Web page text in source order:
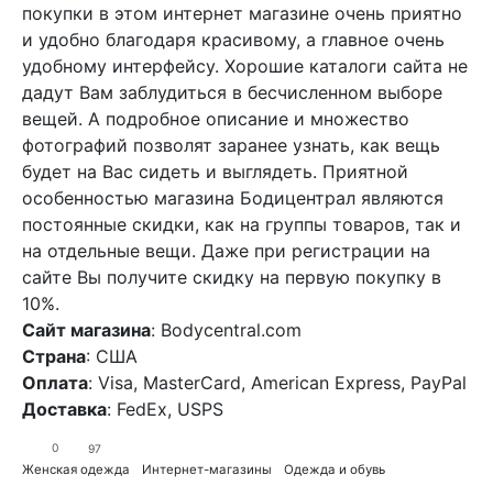
покупки в этом интернет магазине очень приятно
и удобно благодаря красивому, а главное очень
удобному интерфейсу. Хорошие каталоги сайта не
дадут Вам заблудиться в бесчисленном выборе
вещей. А подробное описание и множество
фотографий позволят заранее узнать, как вещь
будет на Вас сидеть и выглядеть. Приятной
особенностью магазина Бодицентрал являются
постоянные скидки, как на группы товаров, так и
на отдельные вещи. Даже при регистрации на
сайте Вы получите скидку на первую покупку в
10%.
Сайт магазина: Bodycentral.com
Страна: США
Оплата: Visa, MasterCard, American Express, PayPal
Доставка: FedEx, USPS
0 97
Женская одежда Интернет-магазины Одежда и обувь